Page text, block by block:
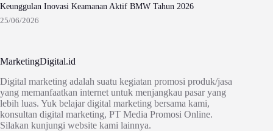
Keunggulan Inovasi Keamanan Aktif BMW Tahun 2026
25/06/2026
MarketingDigital.id
Digital marketing adalah suatu kegiatan promosi produk/jasa
yang memanfaatkan internet untuk menjangkau pasar yang
lebih luas. Yuk belajar digital marketing bersama kami,
konsultan digital marketing, PT Media Promosi Online.
Silakan kunjungi website kami lainnya.